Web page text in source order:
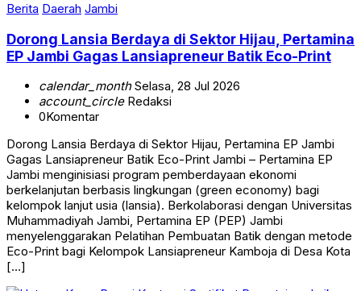
Berita Daerah Jambi
Dorong Lansia Berdaya di Sektor Hijau, Pertamina
EP Jambi Gagas Lansiapreneur Batik Eco-Print
calendar_monthSelasa, 28 Jul 2026
account_circleRedaksi
0Komentar
Dorong Lansia Berdaya di Sektor Hijau, Pertamina EP Jambi
Gagas Lansiapreneur Batik Eco-Print Jambi – Pertamina EP
Jambi menginisiasi program pemberdayaan ekonomi
berkelanjutan berbasis lingkungan (green economy) bagi
kelompok lanjut usia (lansia). Berkolaborasi dengan Universitas
Muhammadiyah Jambi, Pertamina EP (PEP) Jambi
menyelenggarakan Pelatihan Pembuatan Batik dengan metode
Eco-Print bagi Kelompok Lansiapreneur Kamboja di Desa Kota
[…]